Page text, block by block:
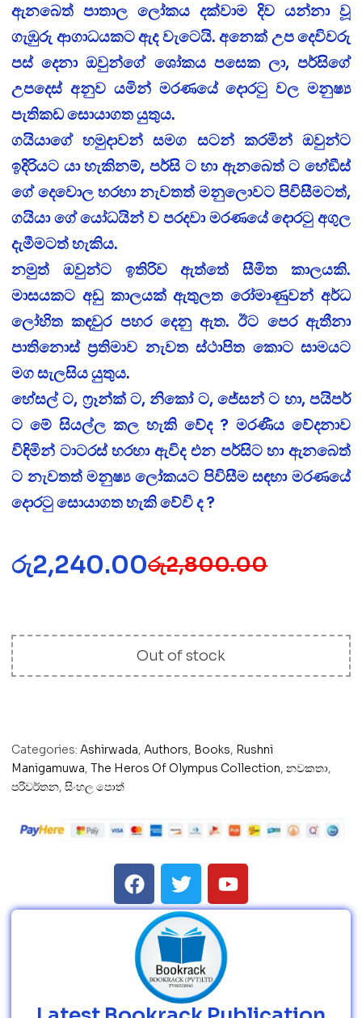
ඇනබෙත් පාතාල ලෝකය දක්වාම දිව යන්නා වූ
ගැඹුරු ආගාධයකට ඇද වැටෙයි. අනෙක් උප දෙවිවරු
පස් දෙනා ඔවුන්ගේ ශෝකය පසෙක ලා, පර්සිගේ
උපදෙස් අනුව යමින් මරණයේ දොරටු වල මනුෂ්‍ය
පැතිකඩ සොයාගත යුතුය.
ගයියාගේ හමුදාවන් සමග සටන් කරමින් ඔවුන්ට
ඉදිරියට යා හැකිනම්, පර්සි ට හා ඇනබෙත් ට හේඞීස්
ගේ දෙවොල හරහා නැවතත් මනුලොවට පිවිසීමටත්,
ගයියා ගේ යෝධයින් ව පරදවා මරණයේ දොරටු අගුල
දැමීමටත් හැකිය.
නමුත් ඔවුන්ට ඉතිරිව ඇත්තේ සීමිත කාලයකි.
මාසයකට අඩු කාලයක් ඇතුලත රෝමාණුවන් අර්ධ
ලෝහිත කඳවුර පහර දෙනු ඇත. ඊට පෙර ඇතීනා
පාතිනොස් ප‍්‍රතිමාව නැවත ස්ථාපිත කොට සාමයට
මග සැලසිය යුතුය.
හේසල් ට, ෆ‍්‍රෑන්ක් ට, නිකෝ ට, ජේසන් ට හා, පයිපර්
ට මේ සියල්ල කල හැකි වේද ? මරණීය වේදනාව
විඳිමින් ටාටරස් හරහා ඇවිද එන පර්සිට හා ඇනබෙත්
ට නැවතත් මනුෂ්‍ය ලෝකයට පිවිසීම සඳහා මරණයේ
දොරටු සොයාගත හැකි වේවි ද ?
රු2,800.00
රු2,240.00
Out of stock
Categories: Ashirwada, Authors, Books, Rushni
Manigamuwa, The Heros Of Olympus Collection, නවකතා,
පරිවර්තන, සිංහල පොත්